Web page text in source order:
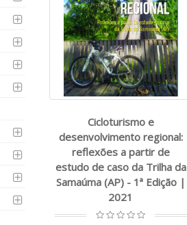
Cicloturismo e
desenvolvimento regional:
reflexões a partir de
estudo de caso da Trilha da
Samaúma (AP) - 1ª Edição |
2021